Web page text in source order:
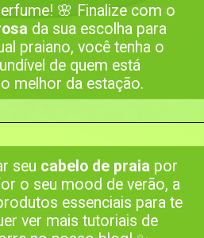
🌸 Finalize com o
da sua escolha para
praiano, você tenha o
de quem está
melhor da estação.
https://www.salonline.com.br/xerosa-body-splash-desodorante-cabelo-e-corpo-vibes-pop-200ml
seu cabelo de praia por
o seu mood de verão, a
essenciais para te
ver mais tutoriais de